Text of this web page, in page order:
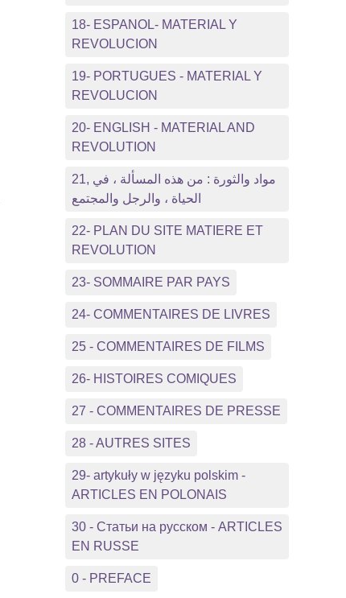
18- ESPANOL- MATERIAL Y
REVOLUCION
19- PORTUGUES - MATERIAL Y
REVOLUCION
20- ENGLISH - MATERIAL AND
REVOLUTION
21, مواد والثورة : من هذه المسألة ، في
الحياة ، والرجل والمجتمع
22- PLAN DU SITE MATIERE ET
REVOLUTION
23- SOMMAIRE PAR PAYS
24- COMMENTAIRES DE LIVRES
25 - COMMENTAIRES DE FILMS
26- HISTOIRES COMIQUES
27 - COMMENTAIRES DE PRESSE
28 - AUTRES SITES
29- artykuły w języku polskim -
ARTICLES EN POLONAIS
30 - Статьи на русском - ARTICLES
EN RUSSE
0 - PREFACE